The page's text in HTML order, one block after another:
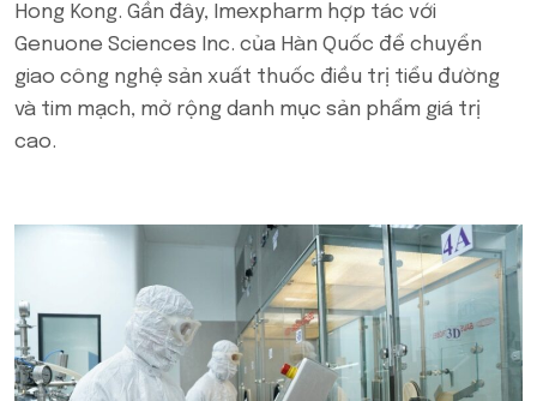
Hong Kong. Gần đây, Imexpharm hợp tác với
Genuone Sciences Inc. của Hàn Quốc để chuyển
giao công nghệ sản xuất thuốc điều trị tiểu đường
và tim mạch, mở rộng danh mục sản phẩm giá trị
cao.